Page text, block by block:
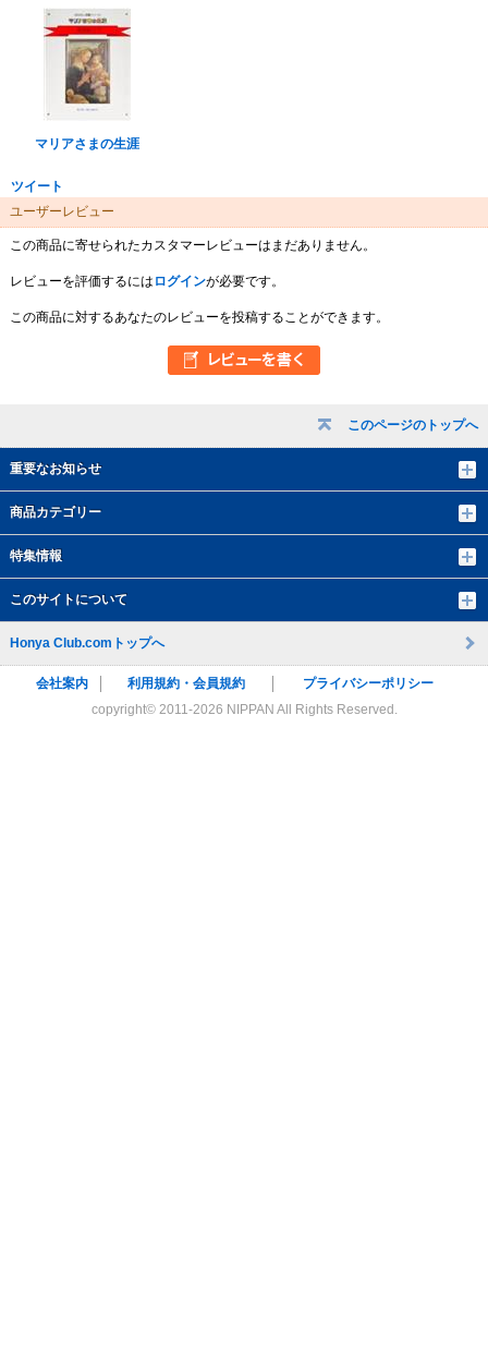
このページのトップへ
重要なお知らせ
商品カテゴリー
特集情報
このサイトについて
マリアさまの生涯
ツイート
ユーザーレビュー
この商品に寄せられたカスタマーレビューはまだありません。
レビューを評価するには ログインが必要です。
この商品に対するあなたのレビューを投稿することができます。
Honya Club.comトップへ
会社案内 利用規約・会員規約
プライバシーポリシー
copyright© 2011-2026 NIPPAN All Rights Reserved.